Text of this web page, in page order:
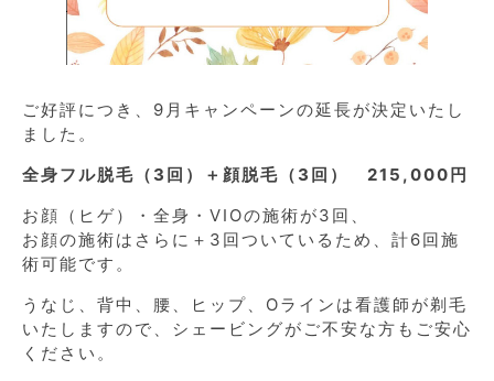
ご好評につき、9月キャンペーンの延長が決定いたし
ました。
全身フル脱毛（3回）＋顔脱毛（3回） 215,000円
お顔（ヒゲ）・全身・VIOの施術が3回、
お顔の施術はさらに＋3回ついているため、計6回施
術可能です。
うなじ、背中、腰、ヒップ、Oラインは看護師が剃毛
いたしますので、シェービングがご不安な方もご安心
ください。